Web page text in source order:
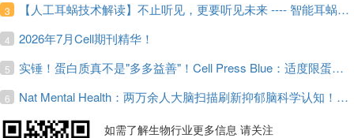
3 【人工耳蜗技术解读】不止听见，更要听见未来 ---- 智能耳蜗，开启人工耳蜗技术新纪元！
4 2026年7月Cell期刊精华！
5 实锤！蛋白质真不是"多多益善"！Cell Press Blue：适度限蛋白，反而拉长健康寿命！
6 Nat Mental Health：两万余人大脑扫描刷新抑郁脑科学认知！抑郁不只是情绪病，视觉、运动脑区同步受损！
如需了解生物行业更多信息 请关注